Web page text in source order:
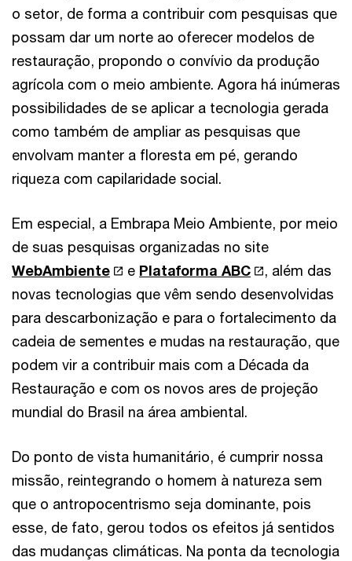
o setor, de forma a contribuir com pesquisas que
possam dar um norte ao oferecer modelos de
restauração, propondo o convívio da produção
agrícola com o meio ambiente. Agora há inúmeras
possibilidades de se aplicar a tecnologia gerada
como também de ampliar as pesquisas que
envolvam manter a floresta em pé, gerando
riqueza com capilaridade social.
Em especial, a Embrapa Meio Ambiente, por meio
de suas pesquisas organizadas no site
WebAmbiente
e Plataforma ABC
, além das
novas tecnologias que vêm sendo desenvolvidas
para descarbonização e para o fortalecimento da
cadeia de sementes e mudas na restauração, que
podem vir a contribuir mais com a Década da
Restauração e com os novos ares de projeção
mundial do Brasil na área ambiental.
Do ponto de vista humanitário, é cumprir nossa
missão, reintegrando o homem à natureza sem
que o antropocentrismo seja dominante, pois
esse, de fato, gerou todos os efeitos já sentidos
das mudanças climáticas. Na ponta da tecnologia